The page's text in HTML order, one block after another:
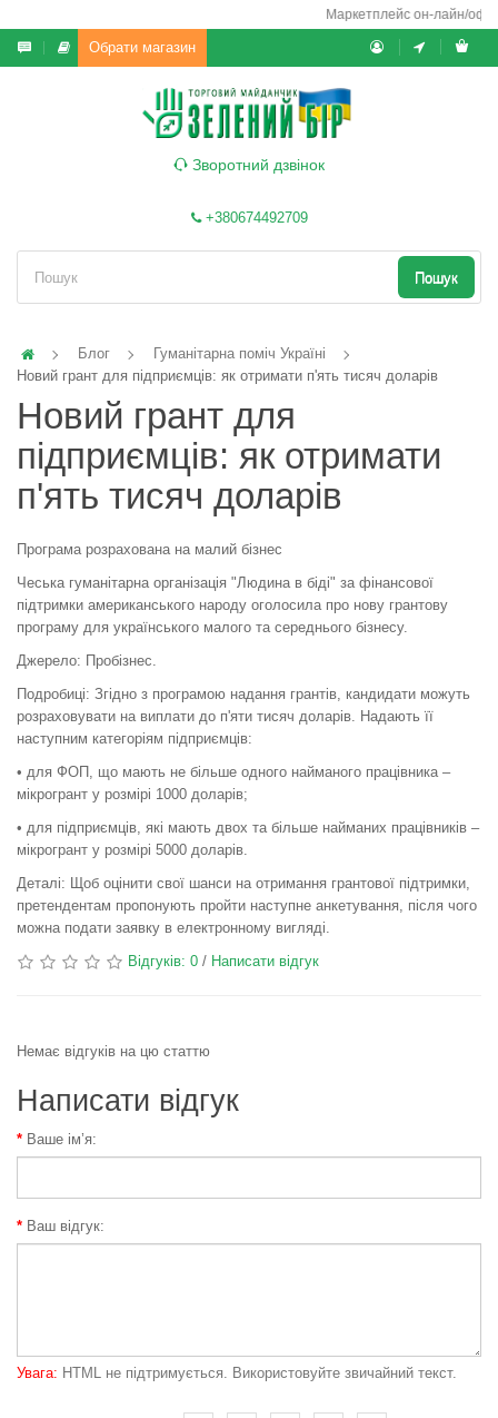
Маркетплейс он-лайн/офф-
Обрати магазин
Зворотний дзвінок
+380674492709
Пошук
Блог
Гуманітарна поміч Україні
Новий грант для підприємців: як отримати п'ять тисяч доларів
Новий грант для
підприємців: як отримати
п'ять тисяч доларів
Програма розрахована на малий бізнес
Чеська гуманітарна організація "Людина в біді" за фінансової
підтримки американського народу оголосила про нову грантову
програму для українського малого та середнього бізнесу.
Джерело: Пробізнес.
Подробиці: Згідно з програмою надання грантів, кандидати можуть
розраховувати на виплати до п'яти тисяч доларів. Надають її
наступним категоріям підприємців:
• для ФОП, що мають не більше одного найманого працівника –
мікрогрант у розмірі 1000 доларів;
• для підприємців, які мають двох та більше найманих працівників –
мікрогрант у розмірі 5000 доларів.
Деталі: Щоб оцінити свої шанси на отримання грантової підтримки,
претендентам пропонують пройти наступне анкетування, після чого
можна подати заявку в електронному вигляді.
Відгуків: 0 / Написати відгук
Немає відгуків на цю статтю
Написати відгук
Ваше ім’я:
Ваш відгук:
Увага: HTML не підтримується. Використовуйте звичайний текст.